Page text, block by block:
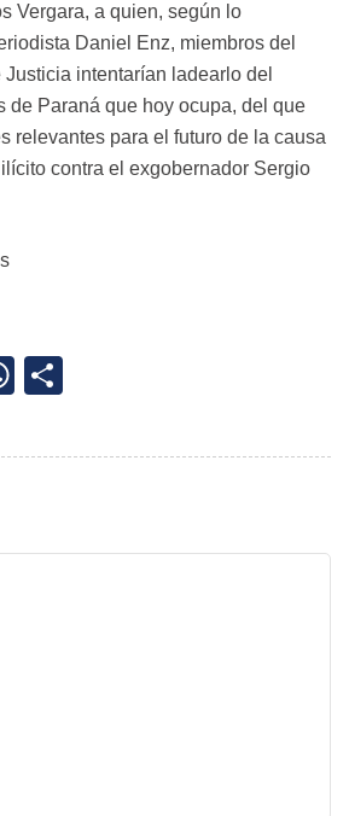
Vergara, a quien, según lo
Daniel Enz, miembros del
intentarían ladearlo del
de Paraná que hoy ocupa, del que
relevantes para el futuro de la causa
contra el exgobernador Sergio
WhatsApp